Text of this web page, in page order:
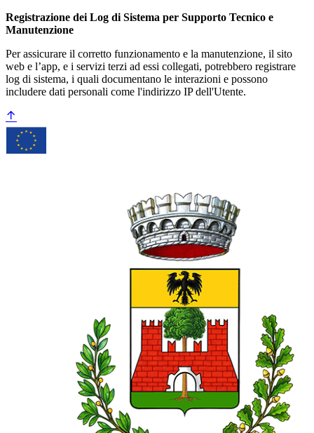
Registrazione dei Log di Sistema per Supporto Tecnico e
Manutenzione
Per assicurare il corretto funzionamento e la manutenzione, il sito
web e l’app, e i servizi terzi ad essi collegati, potrebbero registrare
log di sistema, i quali documentano le interazioni e possono
includere dati personali come l'indirizzo IP dell'Utente.